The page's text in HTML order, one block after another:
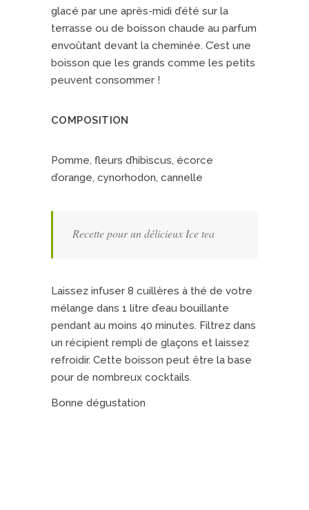
glacé par une après-midi d’été sur la
terrasse ou de boisson chaude au parfum
envoûtant devant la cheminée. C’est une
boisson que les grands comme les petits
peuvent consommer !
COMPOSITION
Pomme, fleurs d’hibiscus, écorce
d’orange, cynorhodon, cannelle
Recette pour un délicieux Ice tea
Laissez infuser 8 cuillères à thé de votre
mélange dans 1 litre d’eau bouillante
pendant au moins 40 minutes. Filtrez dans
un récipient rempli de glaçons et laissez
refroidir. Cette boisson peut être la base
pour de nombreux cocktails.
Bonne dégustation